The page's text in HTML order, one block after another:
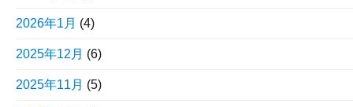
2026年1月 (4)
2025年12月 (6)
2025年11月 (5)